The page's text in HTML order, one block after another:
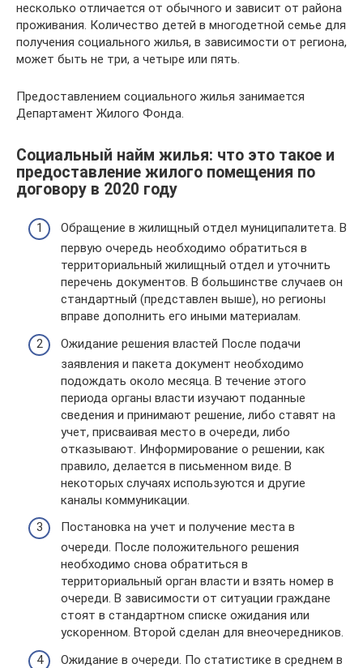
несколько отличается от обычного и зависит от района
проживания. Количество детей в многодетной семье для
получения социального жилья, в зависимости от региона,
может быть не три, а четыре или пять.
Предоставлением социального жилья занимается
Департамент Жилого Фонда.
Социальный найм жилья: что это такое и
предоставление жилого помещения по
договору в 2020 году
Обращение в жилищный отдел муниципалитета. В
первую очередь необходимо обратиться в
территориальный жилищный отдел и уточнить
перечень документов. В большинстве случаев он
стандартный (представлен выше), но регионы
вправе дополнить его иными материалам.
Ожидание решения властей После подачи
заявления и пакета документ необходимо
подождать около месяца. В течение этого
периода органы власти изучают поданные
сведения и принимают решение, либо ставят на
учет, присваивая место в очереди, либо
отказывают. Информирование о решении, как
правило, делается в письменном виде. В
некоторых случаях используются и другие
каналы коммуникации.
Постановка на учет и получение места в
очереди. После положительного решения
необходимо снова обратиться в
территориальный орган власти и взять номер в
очереди. В зависимости от ситуации граждане
стоят в стандартном списке ожидания или
ускоренном. Второй сделан для внеочередников.
Ожидание в очереди. По статистике в среднем в